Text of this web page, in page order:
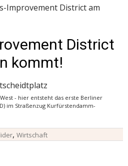
Improvement District am
District
kommt!
- hier entsteht das erste Berliner
im Straßenzug Kurfürstendamm-
, Wirtschaft